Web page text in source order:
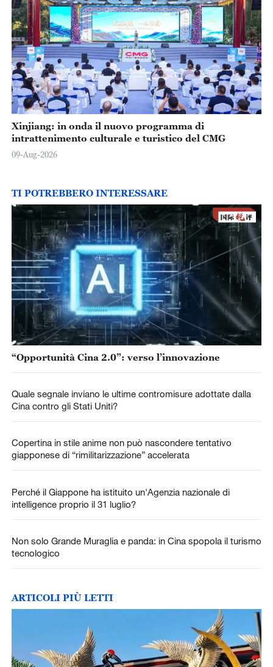
Xinjiang: in onda il nuovo programma di
intrattenimento culturale e turistico del CMG
09-Aug-2026
TI POTREBBERO INTERESSARE
“Opportunità Cina 2.0”: verso l’innovazione
Quale segnale inviano le ultime contromisure adottate dalla
Cina contro gli Stati Uniti?
Copertina in stile anime non può nascondere tentativo
giapponese di “rimilitarizzazione” accelerata
Perché il Giappone ha istituito un'Agenzia nazionale di
intelligence proprio il 31 luglio?
Non solo Grande Muraglia e panda: in Cina spopola il turismo
tecnologico
ARTICOLI PIÙ LETTI